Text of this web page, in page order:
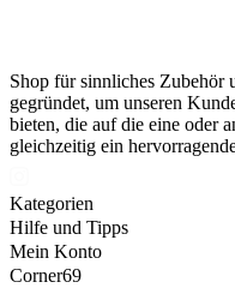
Shop für sinnliches Zubehör
gegründet, um unseren
bieten, die auf die eine oder
gleichzeitig ein
Kategorien
Hilfe und Tipps
Mein Konto
Corner69